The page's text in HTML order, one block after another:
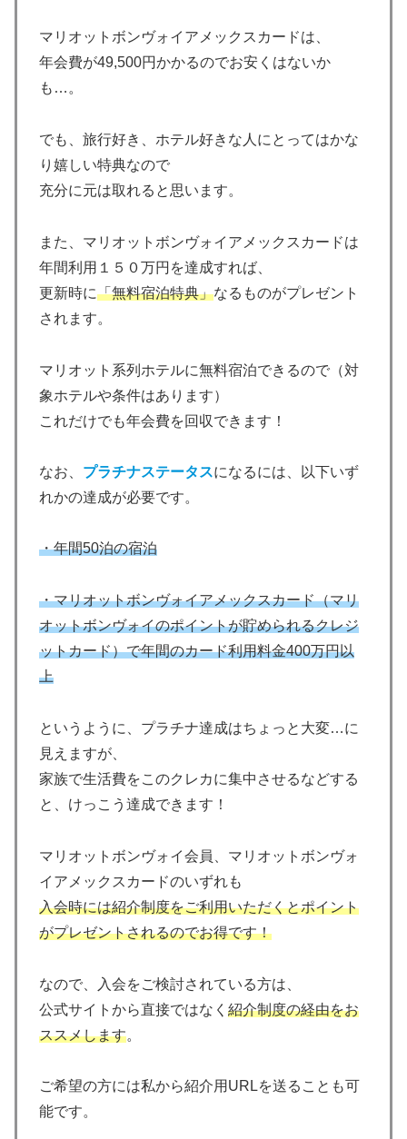
マリオットボンヴォイアメックスカードは、
年会費が49,500円かかるのでお安くはないか
も…。
でも、旅行好き、ホテル好きな人にとってはかな
り嬉しい特典なので
充分に元は取れると思います。
また、マリオットボンヴォイアメックスカードは
年間利用１５０万円を達成すれば、
更新時に「無料宿泊特典」なるものがプレゼント
されます。
マリオット系列ホテルに無料宿泊できるので（対
象ホテルや条件はあります）
これだけでも年会費を回収できます！
なお、 プラチナステータスになるには、以下いず
れかの達成が必要です。
・年間50泊の宿泊
・マリオットボンヴォイアメックスカード（マリ
オットボンヴォイのポイントが貯められるクレジ
ットカード）で年間のカード利用料金400万円以
上
というように、プラチナ達成はちょっと大変…に
見えますが、
家族で生活費をこのクレカに集中させるなどする
と、けっこう達成できます！
マリオットボンヴォイ会員、マリオットボンヴォ
イアメックスカードのいずれも
入会時には紹介制度をご利用いただくとポイント
がプレゼントされるのでお得です！
なので、入会をご検討されている方は、
公式サイトから直接ではなく 紹介制度の経由をお
ススメします。
ご希望の方には私から紹介用URLを送ることも可
能です。